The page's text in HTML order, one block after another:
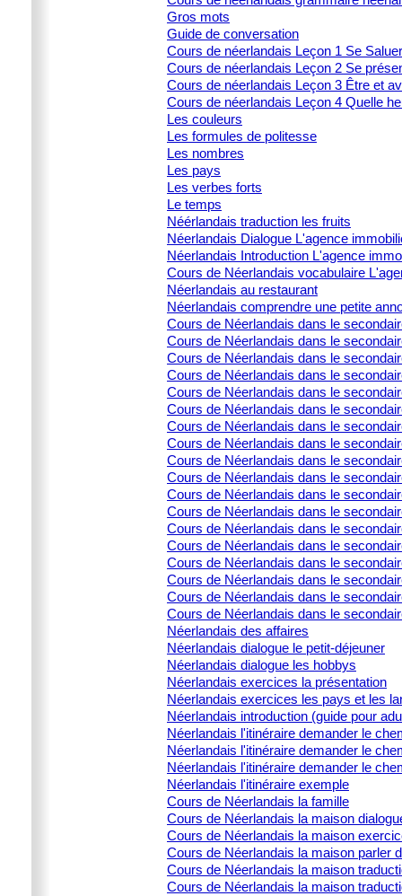
Gros mots
Guide de conversation
Cours de néerlandais Leçon 1 Se Saluer
Cours de néerlandais Leçon 2 Se
Cours de néerlandais Leçon 3 Être et
Cours de néerlandais Leçon 4 Quelle
Les couleurs
Les formules de politesse
Les nombres
Les pays
Les verbes forts
Le temps
Néérlandais traduction les fruits
Néerlandais Dialogue L'agence
Néerlandais Introduction L'agence
Cours de Néerlandais vocabulaire
Néerlandais au restaurant
Néerlandais comprendre une petite
Cours de Néerlandais dans le
Cours de Néerlandais dans le
Cours de Néerlandais dans le
Cours de Néerlandais dans le
Cours de Néerlandais dans le
Cours de Néerlandais dans le
Cours de Néerlandais dans le
Cours de Néerlandais dans le
Cours de Néerlandais dans le
Cours de Néerlandais dans le
Cours de Néerlandais dans le
Cours de Néerlandais dans le
Cours de Néerlandais dans le
Cours de Néerlandais dans le
Cours de Néerlandais dans le
Cours de Néerlandais dans le
Cours de Néerlandais dans le
Cours de Néerlandais dans le
Néerlandais des affaires
Néerlandais dialogue le petit-déjeuner
Néerlandais dialogue les hobbys
Néerlandais exercices la présentation
Néerlandais exercices les pays et les
Néerlandais introduction (guide pour
Néerlandais l'itinéraire demander le
Néerlandais l'itinéraire demander le
Néerlandais l'itinéraire demander le
Néerlandais l'itinéraire exemple
Cours de Néerlandais la famille
Cours de Néerlandais la maison
Cours de Néerlandais la maison
Cours de Néerlandais la maison parler
Cours de Néerlandais la maison
Cours de Néerlandais la maison